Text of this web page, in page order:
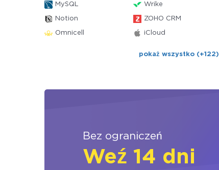
MySQL Wrike
Notion ZOHO CRM
Omnicell iCloud
pokaż wszystko (+122)
Bez ograniczeń
Weź 14 dni